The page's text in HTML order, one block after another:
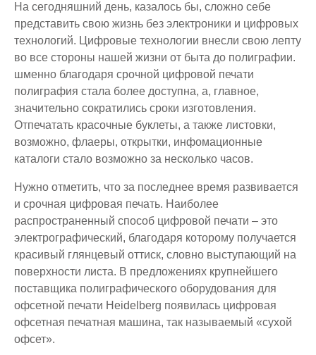
На сегодняшний день, казалось бы, сложно себе
представить свою жизнь без электроники и цифровых
технологий. Цифровые технологии внесли свою лепту
во все стороны нашей жизни от быта до полиграфии.
шменно благодаря срочной цифровой печати
полиграфия стала более доступна, а, главное,
значительно сократились сроки изготовления.
Отпечатать красочные буклеты, а также листовки,
возможно, флаеры, открытки, инфомационные
каталоги стало возможно за несколько часов.
Нужно отметить, что за последнее время развивается
и срочная цифровая печать. Наиболее
распространенный способ цифровой печати – это
электрографический, благодаря которому получается
красивый глянцевый оттиск, словно выступающий на
поверхности листа. В предложениях крупнейшего
поставщика полиграфического оборудования для
офсетной печати Heidelberg появилась цифровая
офсетная печатная машина, так называемый «сухой
офсет».